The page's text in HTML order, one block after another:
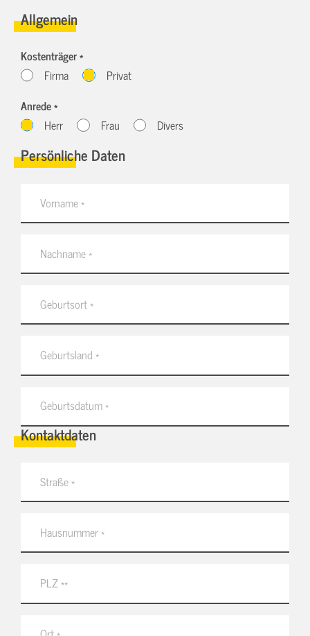
Allgemein
Kostenträger *
Firma
Privat
Anrede *
Herr
Frau Divers
Persönliche Daten
Kontaktdaten